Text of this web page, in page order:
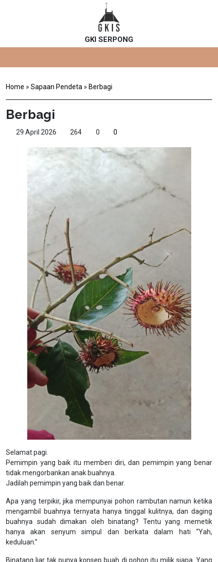
GKI SERPONG
Home » Sapaan Pendeta » Berbagi
Berbagi
29 April 2026 264 0 0
Selamat pagi.
Pemimpin yang baik itu memberi diri, dan pemimpin yang benar
tidak mengorbankan anak buahnya.
Jadilah pemimpin yang baik dan benar.
Apa yang terpikir, jika mempunyai pohon rambutan namun ketika
mengambil buahnya ternyata hanya tinggal kulitnya, dan daging
buahnya sudah dimakan oleh binatang? Tentu yang memetik
hanya akan senyum simpul dan berkata dalam hati “Yah,
keduluan.”
Binatang liar tak punya konsep buah di pohon itu milik siapa. Yang